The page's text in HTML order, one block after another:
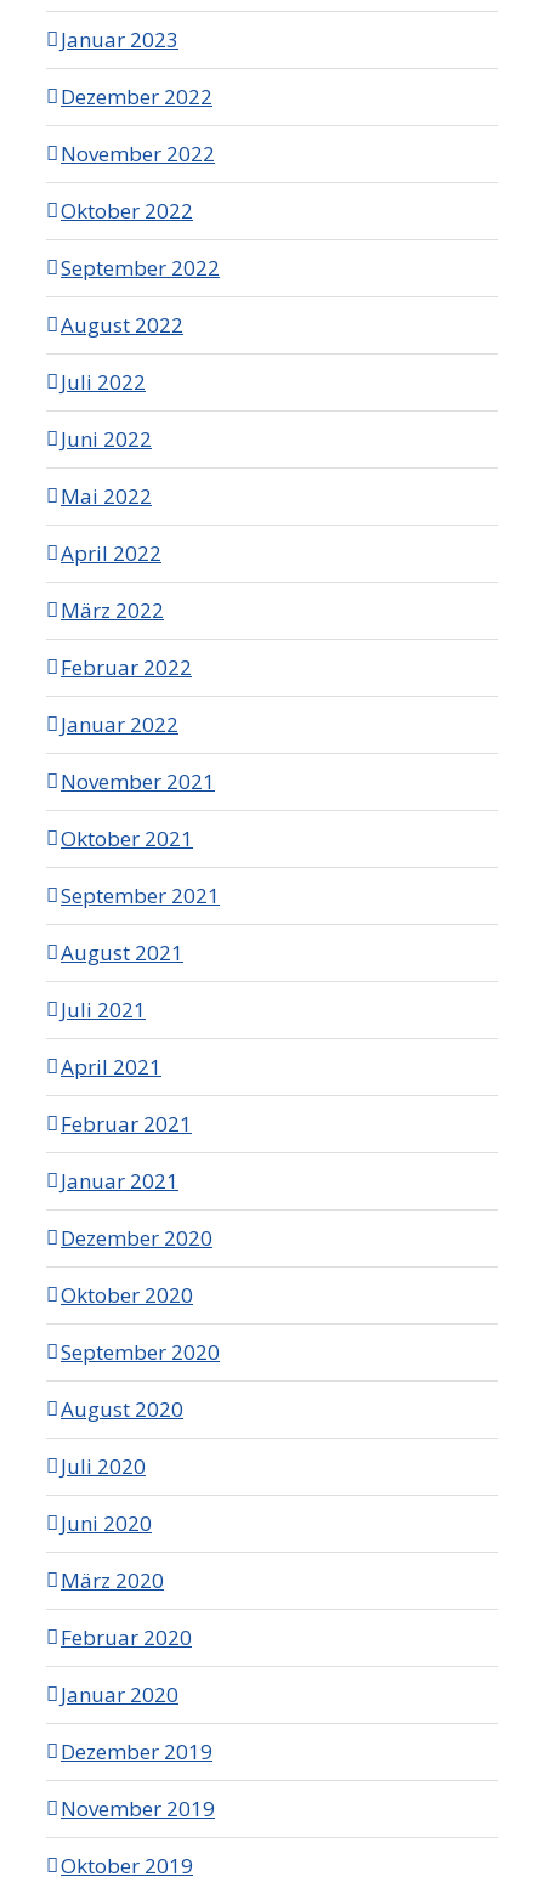
Januar 2023
Dezember 2022
November 2022
Oktober 2022
September 2022
August 2022
Juli 2022
Juni 2022
Mai 2022
April 2022
März 2022
Februar 2022
Januar 2022
November 2021
Oktober 2021
September 2021
August 2021
Juli 2021
April 2021
Februar 2021
Januar 2021
Dezember 2020
Oktober 2020
September 2020
August 2020
Juli 2020
Juni 2020
März 2020
Februar 2020
Januar 2020
Dezember 2019
November 2019
Oktober 2019